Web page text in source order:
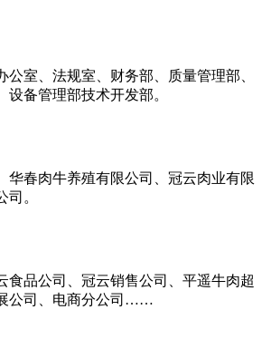
公室、法规室、财务部、质量管理部、
备管理部技术开发部。
华春肉牛养殖有限公司、冠云肉业有限
。
食品公司、冠云销售公司、平遥牛肉超
公司
电商分公司 ……